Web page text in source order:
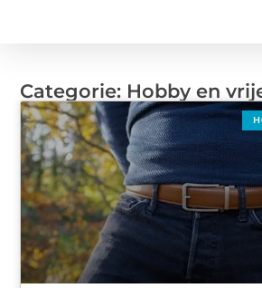
Categorie: Hobby en